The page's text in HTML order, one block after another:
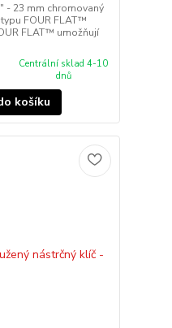
- 23 mm chromovaný
FOUR FLAT™
FLAT™ umožňují
Centrální sklad 4-10
dnů
košíku